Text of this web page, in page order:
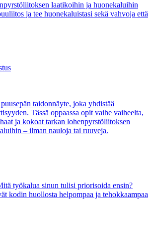
laatikoihin ja huonekaluihin
ja tee huonekaluistasi sekä vahvoja että
taidonnäyte, joka yhdistää
Tässä oppaassa opit vaihe vaiheelta,
ja kokoat tarkan lohenpyrstöliitoksen
– ilman nauloja tai ruuveja.
työkalua sinun tulisi priorisoida ensin?
kodin huollosta helpompaa ja tehokkaampaa